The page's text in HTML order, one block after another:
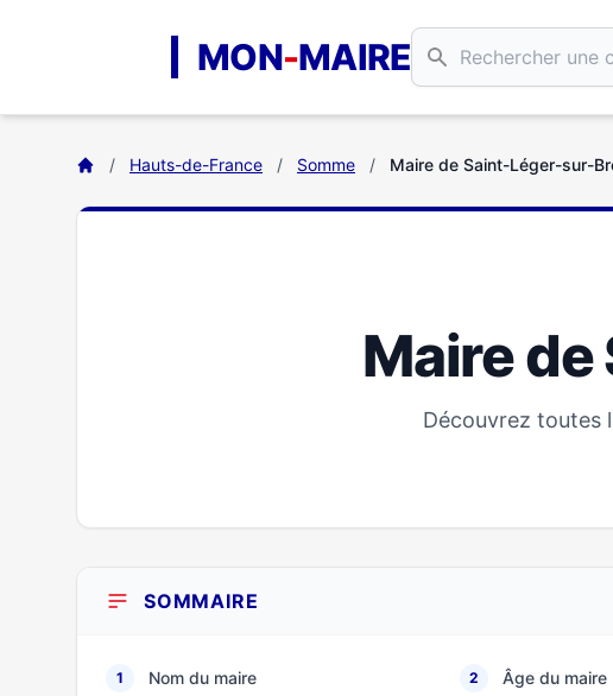
MON-MAIRE
/ Hauts-de-France / Somme / Maire de Saint-Léger-sur-
Maire
Découvrez toutes
SOMMAIRE
1 Nom du maire 2 Âge du maire